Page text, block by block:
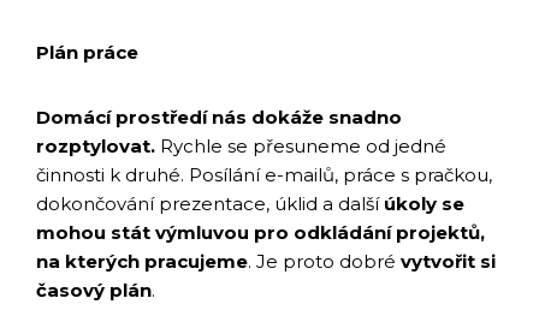
Plán práce
Domácí prostředí nás dokáže snadno
rozptylovat. Rychle se přesuneme od jedné
činnosti k druhé. Posílání e-mailů, práce s pračkou,
dokončování prezentace, úklid a další úkoly se
mohou stát výmluvou pro odkládání projektů,
na kterých pracujeme. Je proto dobré vytvořit si
časový plán.